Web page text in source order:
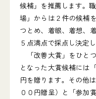
候補」を推薦します。
場」からは２件の候補
つとめ、着眼、着想、
５点満点で採点し決定し
「改善大賞」をひと
となった大賞候補には
円を贈ります。その他
００円贈呈）と「参加